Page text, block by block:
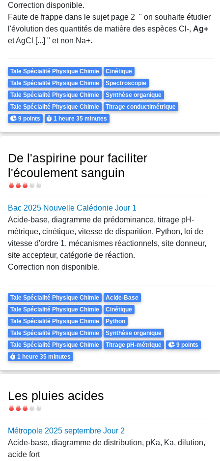
Correction disponible.
Faute de frappe dans le sujet page 2 " on souhaite étudier
l'évolution des quantités de matière des espèces Cl-, Ag+
et AgCl [...] " et non Na+.
Theme
Tale Spécialité Physique Chimie
Cinétique
Tale Spécialité Physique Chimie
Spectroscopie
Tale Spécialité Physique Chimie
Synthèse organique
Tale Spécialité Physique Chimie
Titrage conductimétrique
Points
9 points Durée
1 heure35 minutes
De l'aspirine pour faciliter
l'écoulement sanguin
Difficulté
Bac 2025 Nouvelle Calédonie Jour 1
Acide-base, diagramme de prédominance, titrage pH-
métrique, cinétique, vitesse de disparition, Python, loi de
vitesse d'ordre 1, mécanismes réactionnels, site donneur,
site accepteur, catégorie de réaction.
Correction non disponible.
Theme
Tale Spécialité Physique Chimie
Acide-Base
Tale Spécialité Physique Chimie
Cinétique
Tale Spécialité Physique Chimie
Python
Tale Spécialité Physique Chimie
Synthèse organique
Tale Spécialité Physique Chimie
Titrage pH-métrique Points
9 points
Durée
1 heure 35 minutes
Les pluies acides
Difficulté
Métropole 2025 septembre Jour 2
Acide-base, diagramme de distribution, pKa, Ka, dilution,
acide fort